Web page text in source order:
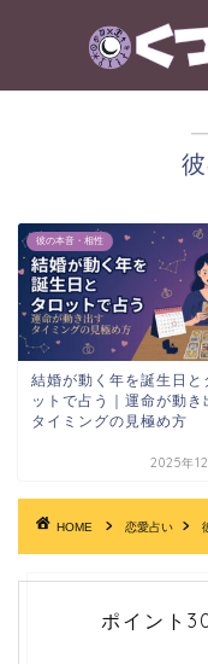
―
彼の本音・相性
結婚が動く年を誕生日と
ットで占う｜運命が動き
タイミングの見極め方
2025年
HOME 恋愛占い
ポイント